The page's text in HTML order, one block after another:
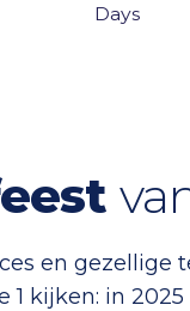
Days
en gezellige
1 kijken: in